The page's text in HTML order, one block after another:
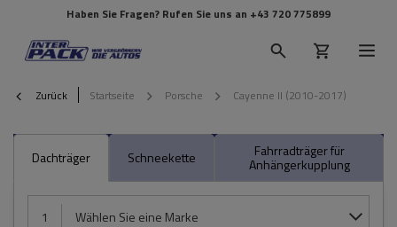
Haben Sie Fragen? Rufen Sie uns an +43 720 775899
Zurück Startseite Porsche Cayenne II (2010-2017)
Dachträger Schneekette Fahrradträger für
Anhängerkupplung
1 Wählen Sie eine Marke